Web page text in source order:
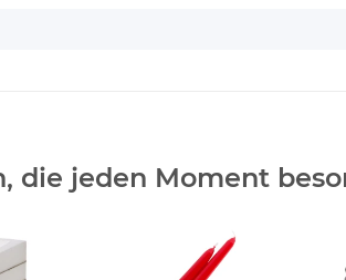
die jeden Moment